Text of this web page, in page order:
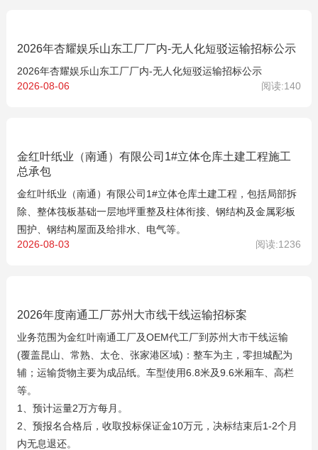
2026年杏耀娱乐山东工厂厂内-无人化短驳运输招标公示
2026年杏耀娱乐山东工厂厂内-无人化短驳运输招标公示
2026-08-06
阅读:140
金红叶纸业（南通）有限公司1#立体仓库土建工程施工
总承包
金红叶纸业（南通）有限公司1#立体仓库土建工程，包括局部拆
除、整体筏板基础一层地坪重整及柱体衔接、钢结构及金属彩板
围护、钢结构屋面及给排水、电气等。
2026-08-03
阅读:1236
2026年度南通工厂苏州大市线干线运输招标案
业务范围为金红叶南通工厂及OEM代工厂到苏州大市干线运输
(覆盖昆山、常熟、太仓、张家港区域)：整车为主，零担城配为
辅；运输货物主要为成品纸。车型使用6.8米及9.6米厢车、高栏
等。
1、预计运量2万方每月。
2、预报名合格后，收取投标保证金10万元，决标结束后1-2个月
内无息退还。